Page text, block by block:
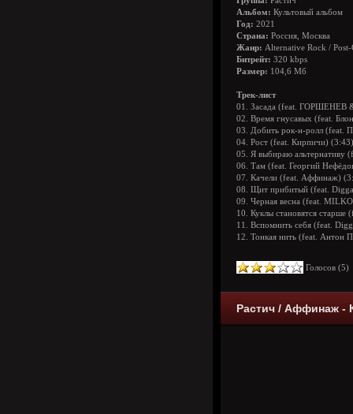
Альбом: Культовый альбом
Год: 2021
Страна: Россия, Москва
Жанр: Alternative Rock /
Битрейт: 320 kbps
Размер: 104,6 Мб
Трек-лист
01. Засада (feat. ГОРШЕНЕВ
02. Время гнусавых (feat.
03. Добить рок-н-ролл (feat.
04. Рост (feat. Кирпичи) (3:43)
05. Я выбираю
06. Там (feat. Георгий
07. Качели (feat. Аффинаж)
08. Щит прибитый (feat.
09. Черная весна (feat.
10. Куклы становятся старше
11. Вспомнить себя (feat.
12. Тонкая нить (feat. Антон
Голосов (5
Растич / Аффинаж -